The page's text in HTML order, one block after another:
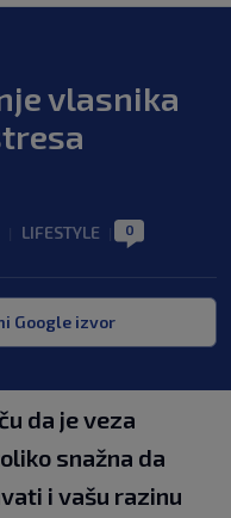
vlasnika
LIFESTYLE 0
Google izvor
da je veza
snažna da
i vašu razinu